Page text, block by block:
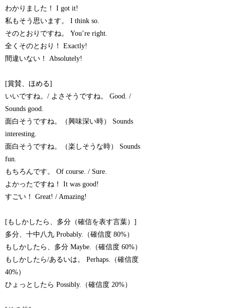
わかりました！ I got it!
私もそう思います。 I think so.
そのとおりですね。 You’re right.
全くそのとおり！ Exactly!
間違いない！ Absolutely!
[賞賛、ほめる]
いいですね。/ よさそうですね。 Good. /
Sounds good.
面白そうですね。（興味深い時） Sounds
interesting.
面白そうですね。（楽しそうな時） Sounds
fun.
もちろんです。 Of course. / Sure.
よかったですね！ It was good!
すごい！ Great! / Amazing!
[もしかしたら、多分（確信を表す言葉）]
多分、十中八九 Probably.（確信度 80%）
もしかしたら、多分 Maybe.（確信度 60%）
もしかしたら/あるいは。 Perhaps.（確信度
40%）
ひょっとしたら Possibly.（確信度 20%）